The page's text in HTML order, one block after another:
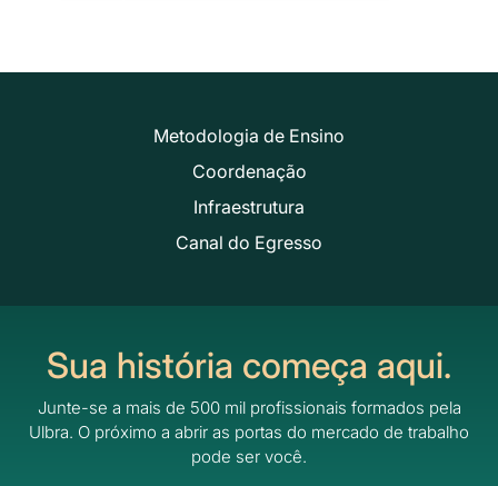
Metodologia de Ensino
Coordenação
Infraestrutura
Canal do Egresso
Sua história começa aqui.
Junte-se a mais de 500 mil profissionais formados pela
Ulbra. O próximo a abrir as portas do mercado de trabalho
pode ser você.